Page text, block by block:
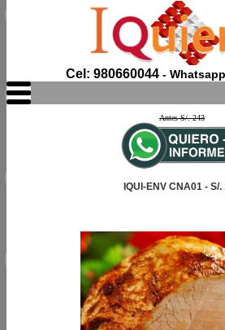
Cel: 980660044-
Antes S/. 243
IQUI-ENV CNA01 - S/.